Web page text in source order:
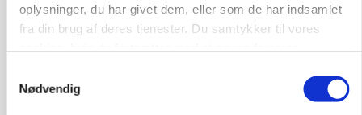
oplysninger, du har givet dem, eller som de har indsamlet
fra din brug af deres tjenester. Du samtykker til vores
Nødvendig